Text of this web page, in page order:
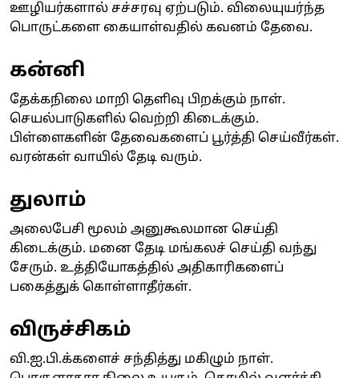
ஊழியர்களால் சச்சரவு ஏற்படும். விலையுயர்ந்த
பொருட்களை கையாள்வதில் கவனம் தேவை.
கன்னி
தேக்கநிலை மாறி தெளிவு பிறக்கும் நாள்.
செயல்பாடுகளில் வெற்றி கிடைக்கும்.
பிள்ளைகளின் தேவைகளைப் பூர்த்தி செய்வீர்கள்.
வரன்கள் வாயில் தேடி வரும்.
துலாம்
அலைபேசி மூலம் அனுகூலமான செய்தி
கிடைக்கும். மனை தேடி மங்கலச் செய்தி வந்து
சேரும். உத்தியோகத்தில் அதிகாரிகளைப்
பகைத்துக் கொள்ளாதீர்கள்.
விருச்சிகம்
வி.ஐ.பி.க்களைச் சந்தித்து மகிழும் நாள்.